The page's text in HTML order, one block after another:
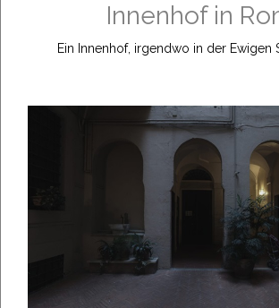
Innenhof in
Ein Innenhof, irgendwo in der Ewigen